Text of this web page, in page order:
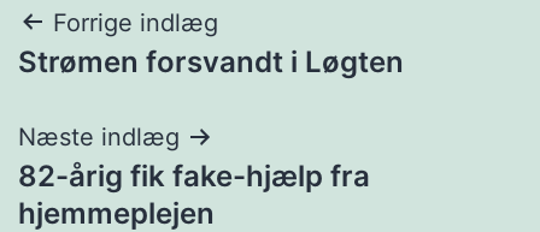
Indlægsnavigation
Forrige indlæg
Strømen forsvandt i Løgten
Næste indlæg
82-årig fik fake-hjælp fra
hjemmeplejen